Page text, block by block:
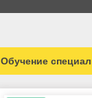
Обучение